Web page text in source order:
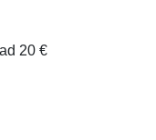
20 €